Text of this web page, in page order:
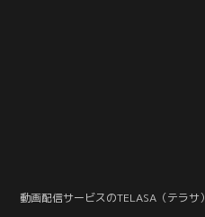
動画配信サービスのTELASA（テラサ）